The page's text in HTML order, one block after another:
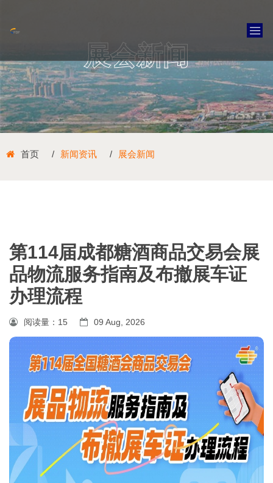
展会新闻
首页 新闻资讯 展会新闻
第114届成都糖酒商品交易会展
品物流服务指南及布撤展车证
办理流程
阅读量： 15 09 Aug, 2026